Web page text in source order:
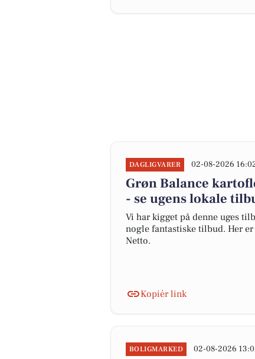
DAGLIGVARER 02-08-2026
Grøn Balance
- se ugens lokale
Vi har kigget på denne uges
nogle fantastiske tilbud. Her
Netto.
Kopiér link
BOLIGMARKED 02-08-2026